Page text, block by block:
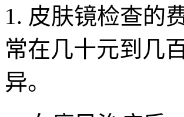
1. 皮肤镜检查的
常在几十元到几
异。